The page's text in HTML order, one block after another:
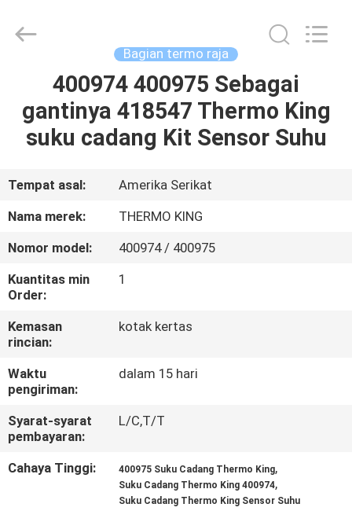
RUMAH
PRODUK
TENTANG
KAMI
TUR
PABRIK
KONTROL
KUALITAS
HUBUNGI
KAMI
INDUSTRY
Bagian termo raja
400974 400975 Sebagai
gantinya 418547 Thermo King
suku cadang Kit Sensor Suhu
Tempat asal:
Amerika Serikat
Nama merek:
THERMO KING
Nomor model:
400974 / 400975
Kuantitas min
Order:
1
Kemasan
rincian:
kotak kertas
Waktu
pengiriman:
dalam 15 hari
Syarat-syarat
pembayaran:
L/C,T/T
Cahaya Tinggi: 400975 Suku Cadang Thermo King,
Suku Cadang Thermo King 400974,
Suku Cadang Thermo King Sensor Suhu